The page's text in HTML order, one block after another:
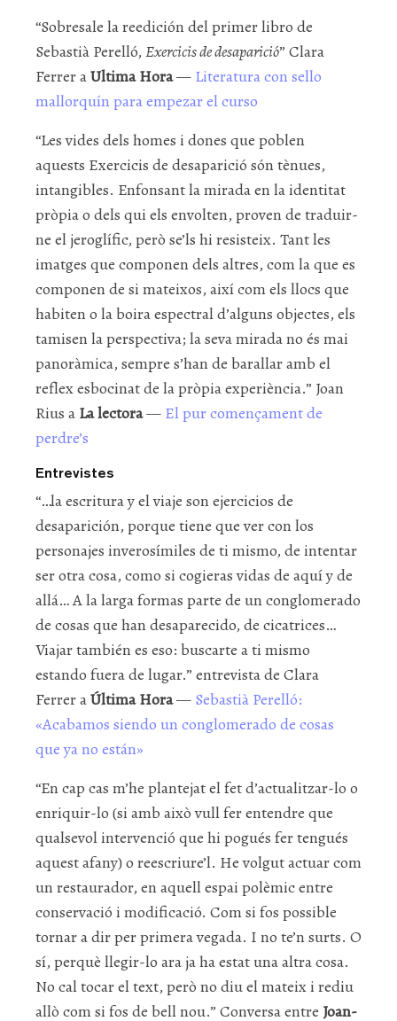
“Sobresale la reedición del primer libro de
Sebastià Perelló, Exercicis de desaparició” Clara
Ferrer aUltima Hora— Literatura con sello
mallorquín para empezar el curso
“Les vides dels homes i dones que poblen
aquests Exercicis de desaparició són tènues,
intangibles. Enfonsant la mirada en la identitat
pròpia o dels qui els envolten, proven de traduir-
ne el jeroglífic, però se’ls hi resisteix. Tant les
imatges que componen dels altres, com la que es
componen de si mateixos, així com els llocs que
habiten o la boira espectral d’alguns objectes, els
tamisen la perspectiva; la seva mirada no és mai
panoràmica, sempre s’han de barallar amb el
reflex esbocinat de la pròpia experiència.” Joan
Rius a La lectora— El pur començament de
perdre’s
Entrevistes
“…la escritura y el viaje son ejercicios de
desaparición, porque tiene que ver con los
personajes inverosímiles de ti mismo, de intentar
ser otra cosa, como si cogieras vidas de aquí y de
allá… A la larga formas parte de un conglomerado
de cosas que han desaparecido, de cicatrices…
Viajar también es eso: buscarte a ti mismo
estando fuera de lugar.” entrevista de Clara
Ferrer aÚltima Hora— Sebastià Perelló:
«Acabamos siendo un conglomerado de cosas
que ya no están»
“En cap cas m’he plantejat el fet d’actualitzar-lo o
enriquir-lo (si amb això vull fer entendre que
qualsevol intervenció que hi pogués fer tengués
aquest afany) o reescriure’l. He volgut actuar com
un restaurador, en aquell espai polèmic entre
conservació i modificació. Com si fos possible
tornar a dir per primera vegada. I no te’n surts. O
sí, perquè llegir-lo ara ja ha estat una altra cosa.
No cal tocar el text, però no diu el mateix i rediu
allò com si fos de bell nou.” Conversa entre Joan-